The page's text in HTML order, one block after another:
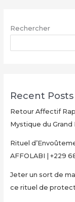
|
68260703
Rechercher
Recent Posts
Retour Affectif
Mystique du
Rituel
AFFOLABI | +229
Jeter un sort de
ce rituel de